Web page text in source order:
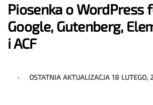
Piosenka o WordPress
Google, Gutenberg,
i ACF
OSTATNIA AKTUALIZACJA18 LUTEGO,